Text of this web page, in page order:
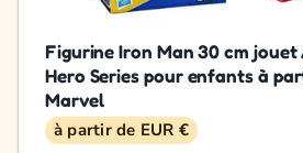
Figurine Iron Man 30 cm jouet
Hero Series pour enfants à
Marvel
à partir de EUR €